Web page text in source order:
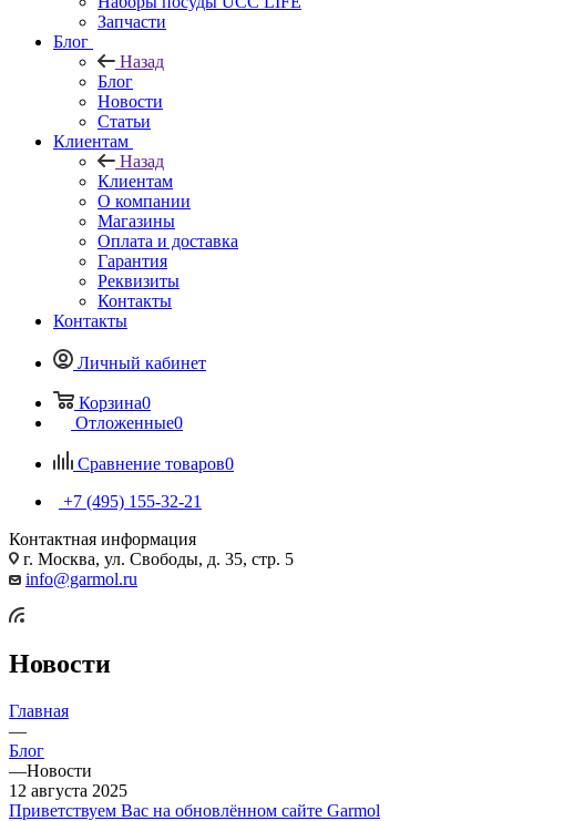
Запчасти
Блог
Назад
Блог
Новости
Статьи
Клиентам
Назад
Клиентам
О компании
Магазины
Оплата и доставка
Гарантия
Реквизиты
Контакты
Контакты
Личный кабинет
Корзина0
Отложенные0
Сравнение товаров0
+7 (495) 155-32-21
Контактная информация
г. Москва, ул. Свободы, д. 35, стр. 5
info@garmol.ru
Новости
Главная
—
Блог
—Новости
12 августа 2025
Приветствуем Вас на обновлённом сайте Garmol